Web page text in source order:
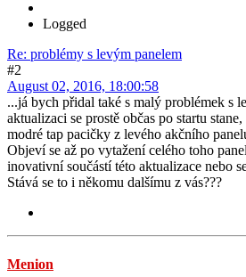
Logged
Re: problémy s levým panelem
#2
August 02, 2016, 18:00:58
...já bych přidal také s malý problémek s
aktualizaci se prostě občas po startu
modré tap pacičky z levého akčního
Objeví se až po vytažení celého toho
inovativní součástí této aktualizace nebo
Stává se to i někomu dalšímu z vás???
Menion